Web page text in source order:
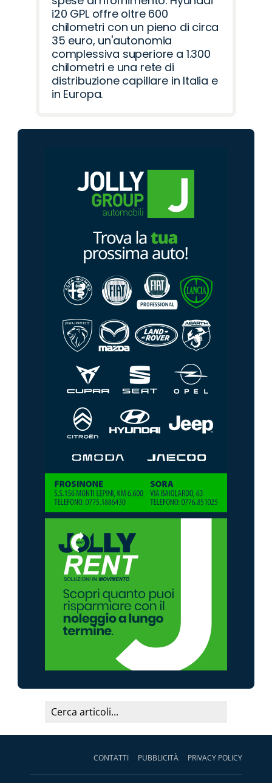
i20 GPL offre oltre 600
chilometri con un pieno di circa
35 euro, un'autonomia
complessiva superiore a 1.300
chilometri e una rete di
distribuzione capillare in Italia e
in Europa.
CONTATTI PUBBLICITÀ PRIVACY POLICY